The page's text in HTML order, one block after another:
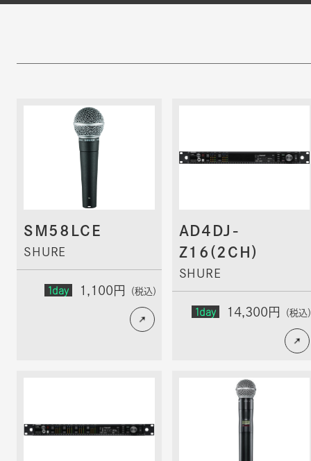
SM58LCE
SHURE
1day 1,100円 （税込）
AD4DJ-
Z16(2CH)
SHURE
1day 14,300円 （税込